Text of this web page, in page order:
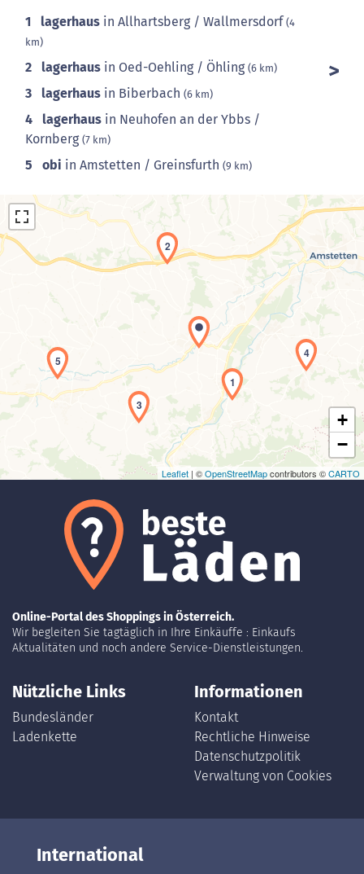
1 lagerhaus in Allhartsberg / Wallmersdorf(4
km)
2 lagerhaus in Oed-Oehling / Öhling (6 km)
3 lagerhaus in Biberbach (6 km)
4 lagerhaus in Neuhofen an der Ybbs /
Kornberg (7 km)
5 obi in Amstetten / Greinsfurth (9 km)
Laden der Karte...
1
2
3
4
5
+
−
Leaflet | ©OpenStreetMapcontributors ©CARTO
Online-Portal des Shoppings in Österreich.
Wir begleiten Sie tagtäglich in Ihre Einkäuffe : Einkaufs
Aktualitäten und noch andere Service-Dienstleistungen.
Nützliche Links
Bundesländer
Ladenkette
Informationen
Kontakt
Rechtliche Hinweise
Datenschutzpolitik
Verwaltung von Cookies
International